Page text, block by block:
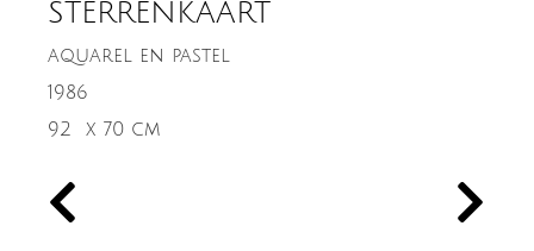
STERRENKAART
aquarel en pastel
1986
92 x 70 cm